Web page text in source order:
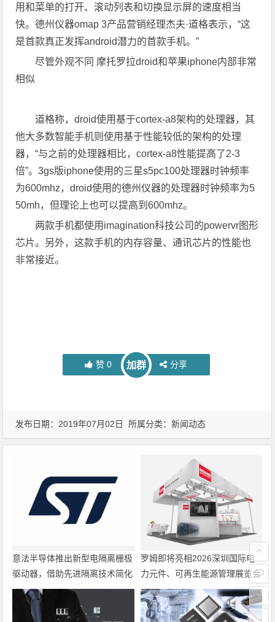
用和菜单的打开、滚动列表和切换显示屏的速度相当
快。德州仪器omap 3产品营销经理杰夫·道格表示，“这
是首款真正发挥android潜力的首款手机。”
尽管外观不同 摩托罗拉droid和苹果iphone内部非常
相似
道格称，droid使用基于cortex-a8架构的处理器，其
他大多数智能手机则使用基于性能较低的架构的处理
器，“与之前的处理器相比，cortex-a8性能提高了2-3
倍”。3gs版iphone使用的三星s5pc100处理器时钟频率
为600mhz，droid使用的德州仪器的处理器时钟频率为5
50mh，但理论上也可以提高到600mhz。
两款手机都使用imagination科技公司的powervr图形
芯片。另外，这款手机的内存容量、通讯芯片的性能也
非常接近。
赞 0 加群 分享
发布日期：2019年07月02日 所属分类：新闻动态
意法半导体推出新型电隔离栅极
驱动器，借助先进隔离技术简化
电源设计
罗姆即将亮相2026深圳国际电
力元件、可再生能源管理展览会
暨研讨会